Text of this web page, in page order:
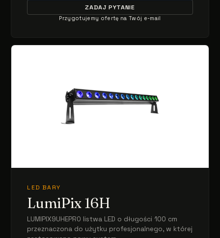
ZADAJ PYTANIE
Przygotujemy ofertę na Twój e-mail
LED BARY
LumiPix 16H
LUMIPIX9UHEPRO listwa LED o długości 100 cm
przeznaczona do użytku profesjonalnego, w której